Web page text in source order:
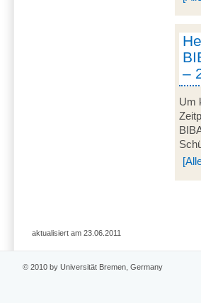
–
Um
aktualisiert am 23.06.2011
© 2010 by Universität Bremen, Germany